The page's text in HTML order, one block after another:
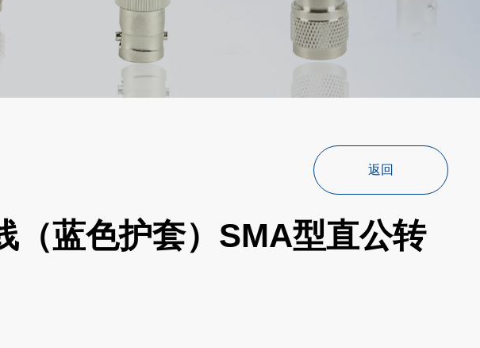
返回
（蓝色护套）SMA型直公转